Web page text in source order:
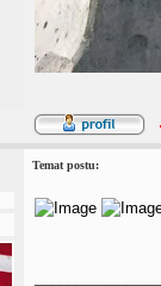
Temat postu: